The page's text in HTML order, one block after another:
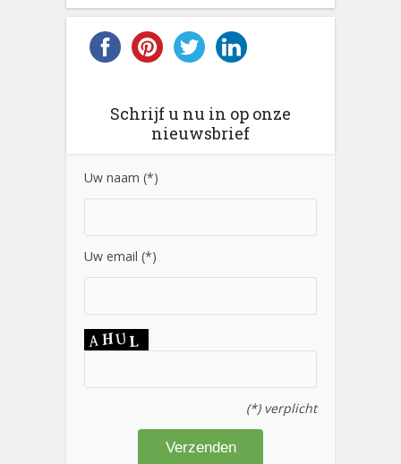
Schrijf u nu in op onze
nieuwsbrief
Uw naam (*)
Uw email (*)
(*) verplicht